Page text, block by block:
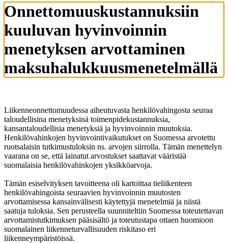
Onnettomuuskustannuksiin
kuuluvan hyvinvoinnin
menetyksen arvottaminen
maksuhalukkuusmenetelmällä
Liikenneonnettomuudessa aiheutuvasta henkilövahingosta seuraa
taloudellisina menetyksinä toimenpidekustannuksia,
kansantaloudellisia menetyksiä ja hyvinvoinnin muutoksia.
Henkilövahinkojen hyvinvointivaikutukset on Suomessa arvotettu
ruotsalaisin tutkimustuloksin ns. arvojen siirrolla. Tämän menettelyn
vaarana on se, että lainatut arvostukset saattavat vääristää
suomalaisia henkilövahinkojen yksikköarvoja.
Tämän esiselvityksen tavoitteena oli kartoittaa tieliikenteen
henkilövahingoista seuraavien hyvinvoinnin muutosten
arvottamisessa kansainvälisesti käytettyjä menetelmiä ja niistä
saatuja tuloksia. Sen perusteella suunniteltiin Suomessa toteutettavan
arvottamistutkimuksen pääsisältö ja toteutustapa ottaen huomioon
suomalainen liikenneturvallisuuden riskitaso eri
liikenneympäristöissä.